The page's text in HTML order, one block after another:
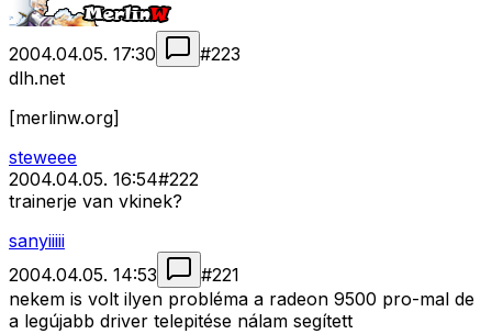
2004.04.05. 17:30 #223
dlh.net
[merlinw.org]
steweee
2004.04.05. 16:54#222
trainerje van vkinek?
sanyiiiii
2004.04.05. 14:53
#221
nekem is volt ilyen probléma a radeon 9500 pro-mal de
a legújabb driver telepitése nálam segített